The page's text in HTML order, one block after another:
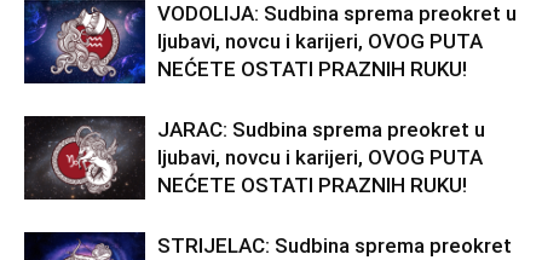
VODOLIJA: Sudbina sprema preokret u
ljubavi, novcu i karijeri, OVOG PUTA
NEĆETE OSTATI PRAZNIH RUKU!
JARAC: Sudbina sprema preokret u
ljubavi, novcu i karijeri, OVOG PUTA
NEĆETE OSTATI PRAZNIH RUKU!
STRIJELAC: Sudbina sprema preokret